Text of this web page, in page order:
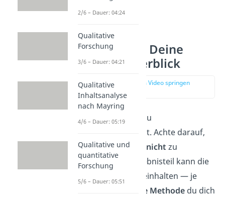
Ergebnisse — Deine
Daten im Überblick
zur Stelle im Video springen
(03:11)
Jetzt zeigst du, was du
herausgefunden hast. Achte darauf,
die Ergebnisse noch nicht zu
bewerten! Dein Ergebnisteil kann die
folgenden Punkte beinhalten — je
welche Methodedu dich
2/6 – Dauer: 04:24
Qualitative
Forschung
3/6 – Dauer: 04:21
Qualitative
Inhaltsanalyse
nach Mayring
4/6 – Dauer: 05:19
Qualitative und
quantitative
Forschung
5/6 – Dauer: 05:51